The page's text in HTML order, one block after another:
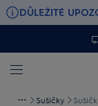
DŮLEŽITÉ
Sušičky